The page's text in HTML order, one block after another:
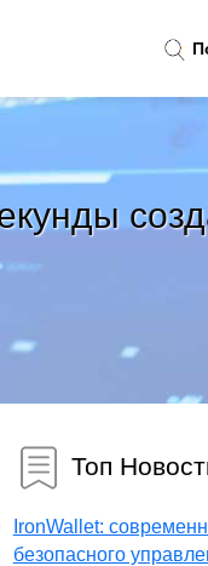
Топ
IronWallet:
безопасного